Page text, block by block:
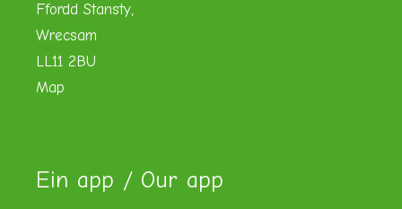
Ffordd Stansty,
Wrecsam
LL11 2BU
Map
Ein app / Our app